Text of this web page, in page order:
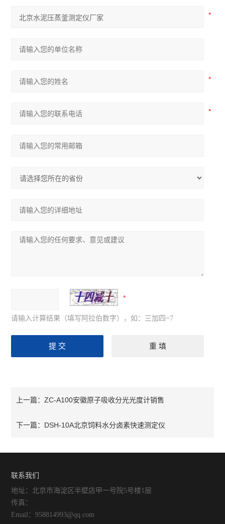
请输入计算结果（填写阿拉伯数字），如：三加四=7
上一篇：ZC-A100安徽原子吸收分光光度计销售
下一篇： DSH-10A北京饲料水分卤素快速测定仪
联系我们
地址：北京市海淀区半壁店甲一号院5号楼1层
传真：
Email：958814993@qq.com